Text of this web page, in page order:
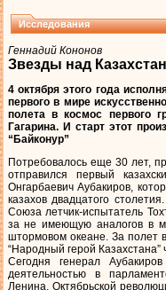
Исследования
Геннадий Кононов
Звезды над
4 октября этого года
первого в мире
полета в космос первого
Гагарина. И старт этот
“Байконур”
Потребовалось еще 30 лет,
отправился первый
Онгарбаевич Аубакиров,
казахов двадцатого
Союза летчик-испытатель
за не имеющую аналогов в
штормовом океане. За полет
“Народный герой Казахстана”
Сегодня генерал
деятельностью в
Ленина, Октябрьской